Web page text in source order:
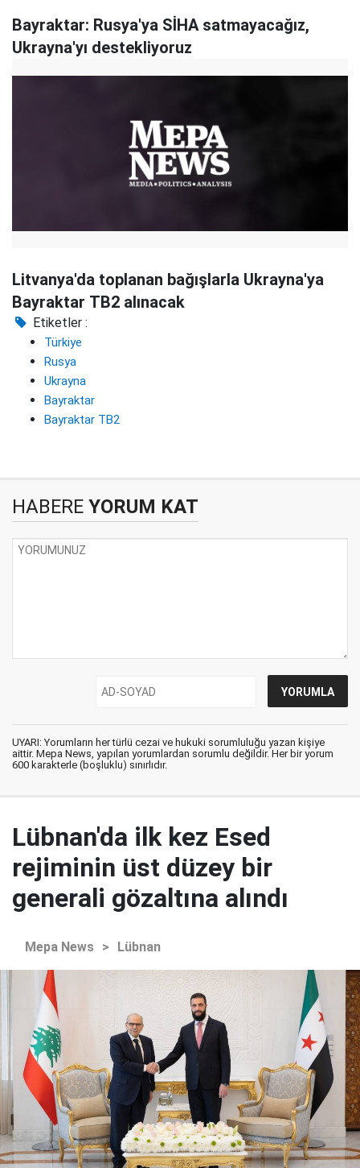
Bayraktar: Rusya'ya SİHA satmayacağız,
Ukrayna'yı destekliyoruz
Litvanya'da toplanan bağışlarla Ukrayna'ya
Bayraktar TB2 alınacak
Etiketler :
Türkiye
Rusya
Ukrayna
Bayraktar
Bayraktar TB2
HABERE YORUM KAT
UYARI: Yorumların her türlü cezai ve hukuki sorumluluğu yazan kişiye
aittir. Mepa News, yapılan yorumlardan sorumlu değildir. Her bir yorum
600 karakterle (boşluklu) sınırlıdır.
Lübnan'da ilk kez Esed
rejiminin üst düzey bir
generali gözaltına alındı
Mepa News > Lübnan